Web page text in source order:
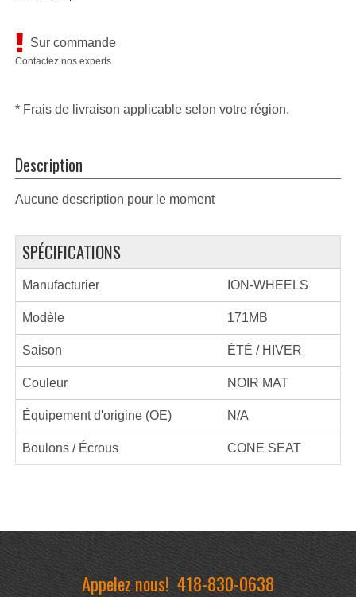
Sur commande
Contactez nos experts
* Frais de livraison applicable selon votre région.
Description
Aucune description pour le moment
SPÉCIFICATIONS
Manufacturier ION-WHEELS
Modèle 171MB
Saison ÉTÉ / HIVER
Couleur NOIR MAT
Équipement d'origine (OE) N/A
Boulons / Écrous CONE SEAT
Appelez nous!418-830-0638